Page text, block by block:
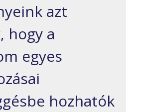
azt
hogy a
egyes
hozhatók